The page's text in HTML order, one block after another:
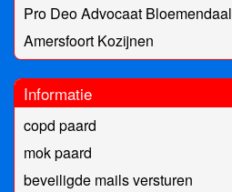
Pro Deo Advocaat Bloemendaal
Amersfoort Kozijnen
Informatie
copd paard
mok paard
beveiligde mails versturen